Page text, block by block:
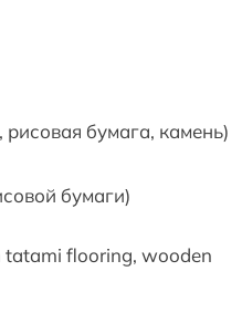
бумага, камень)
бумаги)
tatami flooring, wooden